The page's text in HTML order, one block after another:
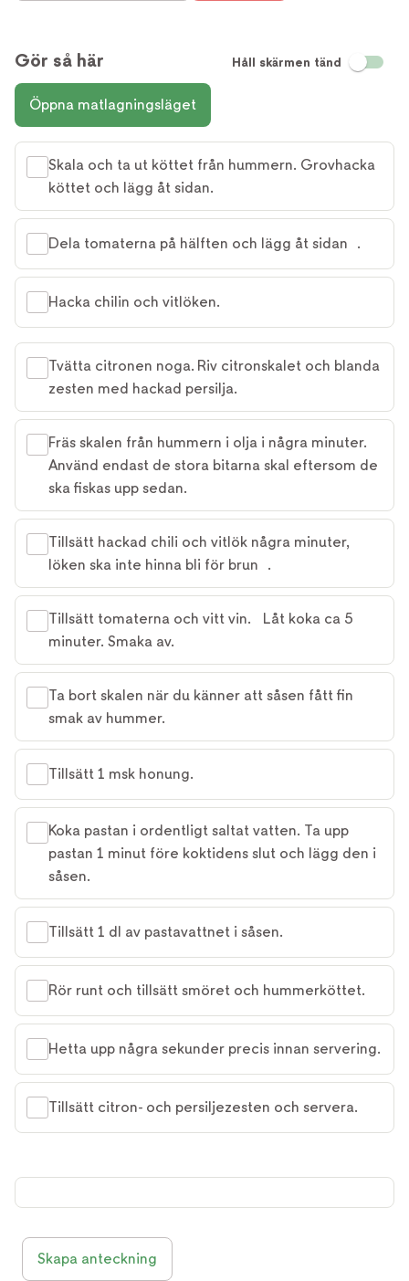
Gör så här Håll skärmen tänd
Öppna matlagningsläget
Skala och ta ut köttet från hummern. Grovhacka
köttet och lägg åt sidan.
Dela tomaterna på hälften och lägg åt sidan .
Hacka chilin och vitlöken.
Tvätta citronen noga. Riv citronskalet och blanda
zesten med hackad persilja.
Fräs skalen från hummern i olja i några minuter.
Använd endast de stora bitarna skal eftersom de
ska fiskas upp sedan.
Tillsätt hackad chili och vitlök några minuter,
löken ska inte hinna bli för brun .
Tillsätt tomaterna och vitt vin. Låt koka ca 5
minuter. Smaka av.
Ta bort skalen när du känner att såsen fått fin
smak av hummer.
Tillsätt 1 msk honung.
Koka pastan i ordentligt saltat vatten. Ta upp
pastan 1 minut före koktidens slut och lägg den i
såsen.
Tillsätt 1 dl av pastavattnet i såsen.
Rör runt och tillsätt smöret och hummerköttet.
Hetta upp några sekunder precis innan servering.
Tillsätt citron- och persiljezesten och servera.
Skapa anteckning